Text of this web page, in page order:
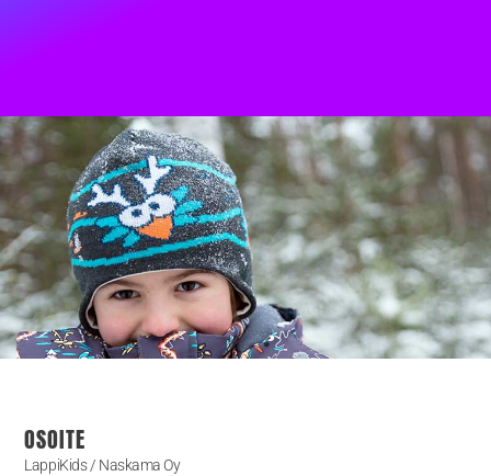
OSOITE
LappiKids / Naskama Oy